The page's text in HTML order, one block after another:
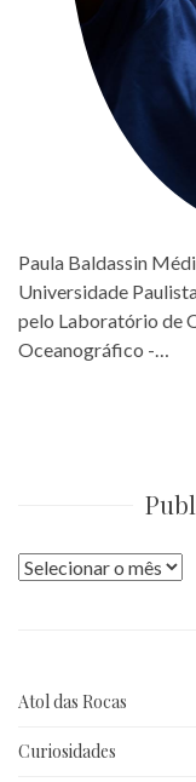
Paula Baldassin
Universidade
pelo Laboratório de
Oceanográfico -…
Publicações
Atol das Rocas
Curiosidades